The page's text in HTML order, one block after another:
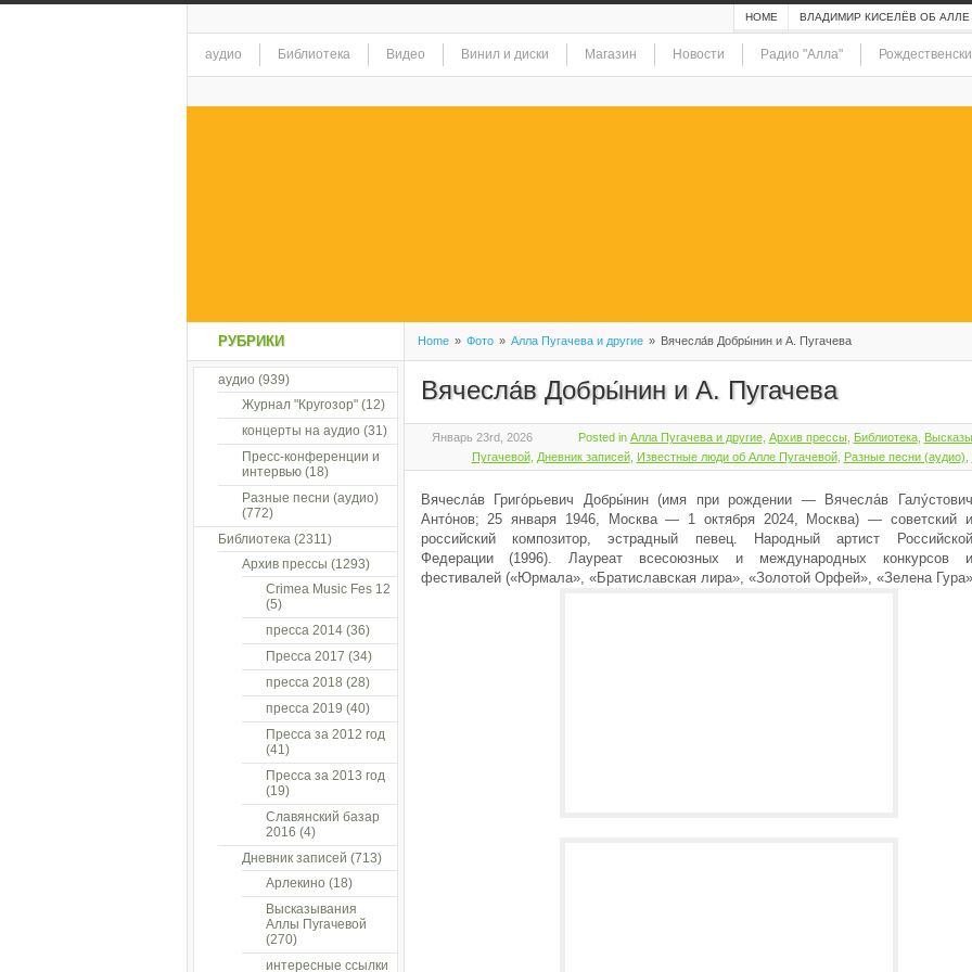
HOME ВЛАДИМИР КИСЕЛЁВ ОБ АЛЛЕ
аудио Библиотека Видео Винил и диски Магазин Новости Радио "Алла"
Home » Фото » Алла Пугачева и другие » Вячесла́в Добры́нин и А. Пугачева
Вячесла́в Добры́нин и А. Пугачева
Январь 23rd, 2026 Posted in Алла Пугачева и другие, Архив прессы, Библиотека,
Пугачевой, Дневник записей, Известные люди об Алле Пугачевой, Разные песни (аудио)
Вячесла́в Григо́рьевич Добры́нин (имя при рождении — Вячесла́в Галу́стович
Анто́нов; 25 января 1946, Москва — 1 октября 2024, Москва) — советский и
российский композитор, эстрадный певец. Народный артист Российской
Федерации (1996). Лауреат всесоюзных и международных конкурсов и
фестивалей («Юрмала», «Братиславская лира», «Золотой Орфей», «Зелена
РУБРИКИ
аудио (939)
Журнал "Кругозор"(12)
концерты на аудио (31)
Пресс-конференции и
интервью(18)
Разные песни (аудио)
(772)
Библиотека(2311)
Архив прессы (1293)
Crimea Music Fes 12
(5)
пресса 2014(36)
Пресса 2017 (34)
пресса 2018 (28)
пресса 2019 (40)
Пресса за 2012 год
(41)
Пресса за 2013 год
(19)
Славянский базар
2016 (4)
Дневник записей (713)
Арлекино (18)
Высказывания
Аллы Пугачевой
(270)
интересные ссылки